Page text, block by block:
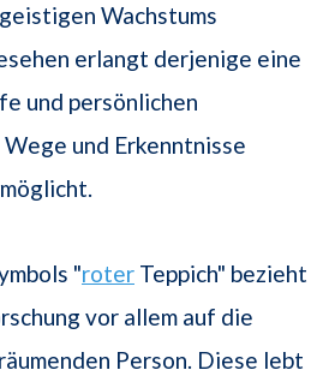
Wachstums
erlangt derjenige eine
und persönlichen
und Erkenntnisse
"roter Teppich" bezieht
vor allem auf die
Person. Diese lebt